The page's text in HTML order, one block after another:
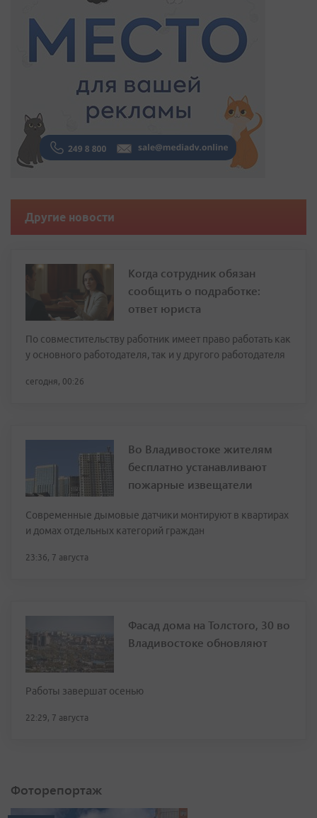
Другие новости
Когда сотрудник обязан
сообщить о подработке:
ответ юриста
По совместительству работник имеет право работать как
у основного работодателя, так и у другого работодателя
сегодня, 00:26
Во Владивостоке жителям
бесплатно устанавливают
пожарные извещатели
Современные дымовые датчики монтируют в квартирах
и домах отдельных категорий граждан
23:36, 7 августа
Фасад дома на Толстого, 30 во
Владивостоке обновляют
Работы завершат осенью
22:29, 7 августа
Фоторепортаж